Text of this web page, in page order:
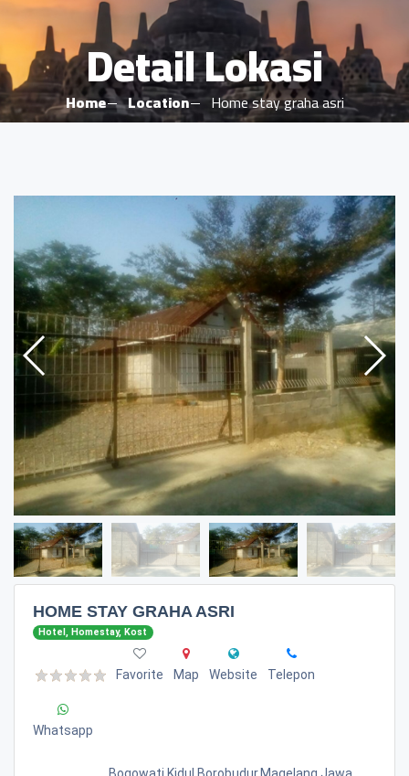
Detail Lokasi
Home Location Home stay graha asri
HOME STAY GRAHA ASRI
Hotel, Homestay, Kost
Favorite Map Website Telepon
Whatsapp
Bogowati Kidul,borobudur,magelang Jawa